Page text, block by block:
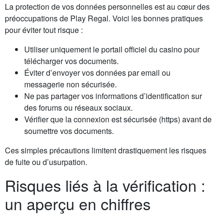
La protection de vos données personnelles est au cœur des
préoccupations de Play Regal. Voici les bonnes pratiques
pour éviter tout risque :
Utiliser uniquement le portail officiel du casino pour
télécharger vos documents.
Éviter d’envoyer vos données par email ou
messagerie non sécurisée.
Ne pas partager vos informations d’identification sur
des forums ou réseaux sociaux.
Vérifier que la connexion est sécurisée (https) avant de
soumettre vos documents.
Ces simples précautions limitent drastiquement les risques
de fuite ou d’usurpation.
Risques liés à la vérification :
un aperçu en chiffres